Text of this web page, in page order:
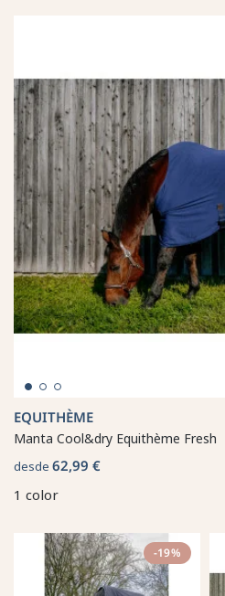
EQUITHÈME
Manta Cool&dry Equithème Fresh
desde 62,99 €
1 color
-19%